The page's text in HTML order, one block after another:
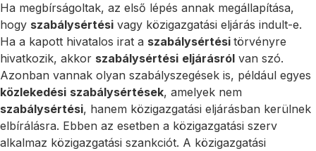
Ha megbírságoltak, az első lépés annak megállapítása,
hogy szabálysértési vagy közigazgatási eljárás indult-e.
Ha a kapott hivatalos irat a szabálysértési törvényre
hivatkozik, akkor szabálysértési eljárásról van szó.
Azonban vannak olyan szabályszegések is, például egyes
közlekedési szabálysértések, amelyek nem
szabálysértési, hanem közigazgatási eljárásban kerülnek
elbírálásra. Ebben az esetben a közigazgatási szerv
alkalmaz közigazgatási szankciót. A közigazgatási